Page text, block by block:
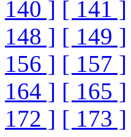
140 ] [ 141 ]
148 ] [ 149 ]
156 ] [ 157 ]
164 ] [ 165 ]
172 ] [ 173 ]